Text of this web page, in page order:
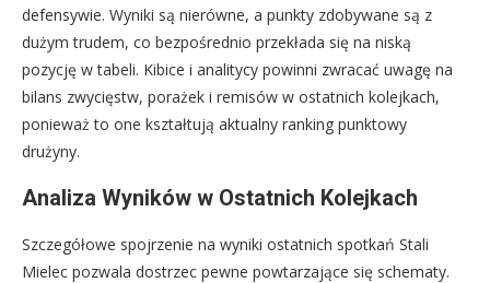
defensywie. Wyniki są nierówne, a punkty zdobywane są z
dużym trudem, co bezpośrednio przekłada się na niską
pozycję w tabeli. Kibice i analitycy powinni zwracać uwagę na
bilans zwycięstw, porażek i remisów w ostatnich kolejkach,
ponieważ to one kształtują aktualny ranking punktowy
drużyny.
Analiza Wyników w Ostatnich Kolejkach
Szczegółowe spojrzenie na wyniki ostatnich spotkań Stali
Mielec pozwala dostrzec pewne powtarzające się schematy.